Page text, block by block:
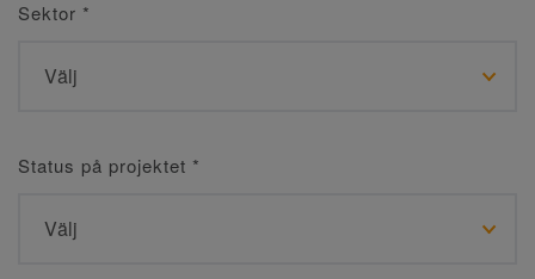
Sektor *
Status på projektet *